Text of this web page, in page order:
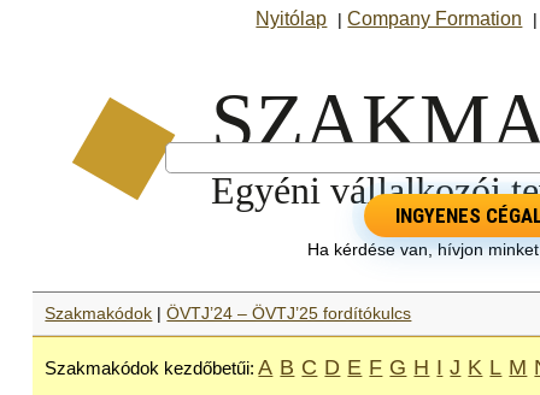
Nyitólap |Company Formation
INGYENES
Ha kérdése van, hívjon
Szakmakódok |ÖVTJ’24 – ÖVTJ’25 fordítókulcs
Szakmakódok kezdőbetűi: A B C D E F G H I J K L M